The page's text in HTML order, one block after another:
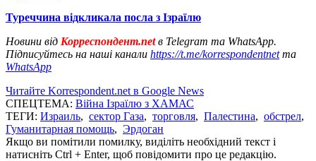
Туреччина відкликала посла з Ізраїлю
Новини від Корреспондент.netв Telegram та WhatsApp.
Підписуйтесь на наші канали https://t.me/korrespondentnetта
WhatsApp
Читайте Korrespondent.net в Google News
СПЕЦТЕМА: Війна Ізраїлю з ХАМАС
ТЕГИ: Израиль, сектор Газа, торговля, Палестина, обстрел,
Гуманитарная помощь, Эрдоган
Якщо ви помітили помилку, виділіть необхідний текст і
натисніть Ctrl + Enter, щоб повідомити про це редакцію.